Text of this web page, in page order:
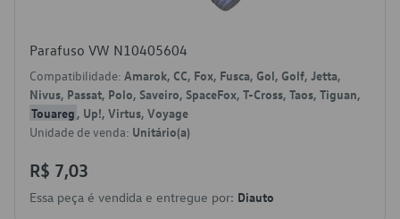
Parafuso VW N10405604
Compatibilidade: Amarok, CC, Fox, Fusca, Gol, Golf, Jetta,
Nivus, Passat, Polo, Saveiro, SpaceFox, T-Cross, Taos, Tiguan,
Touareg , Up!, Virtus, Voyage
Unidade de venda: Unitário(a)
R$ 7,03
Essa peça é vendida e entregue por: Diauto